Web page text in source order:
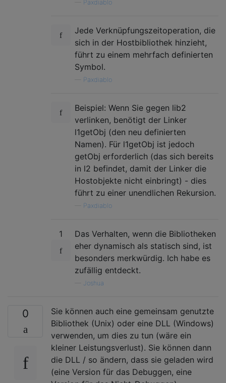
Paxdiablo
Jede Verknüpfungszeitoperation, die
sich in der Hostbibliothek hinzieht,
führt zu einem mehrfach definierten
Symbol.
Paxdiablo
Beispiel: Wenn Sie gegen lib2
verlinken, benötigt der Linker
l1getObj (den neu definierten
Namen). Für l1getObj ist jedoch
getObj erforderlich (das sich bereits
in l2 befindet, damit der Linker die
Hostobjekte nicht einbringt) - dies
führt zu einer unendlichen Rekursion.
Paxdiablo
1
Das Verhalten, wenn die Bibliotheken
eher dynamisch als statisch sind, ist
besonders merkwürdig. Ich habe es
zufällig entdeckt.
Joshua
0
Sie können auch eine gemeinsam genutzte
Bibliothek (Unix) oder eine DLL (Windows)
verwenden, um dies zu tun (wäre ein
kleiner Leistungsverlust). Sie können dann
die DLL / so ändern, dass sie geladen wird
(eine Version für das Debuggen, eine